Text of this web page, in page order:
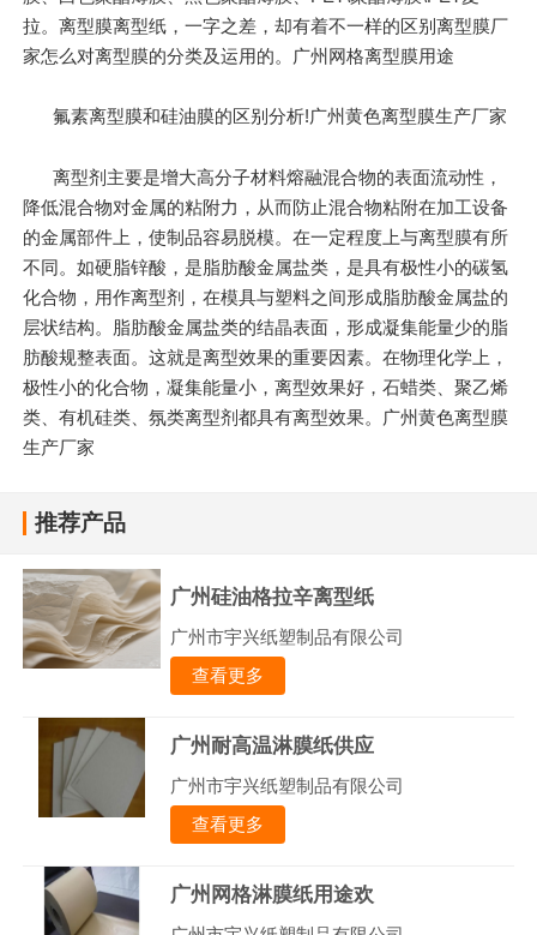
拉。离型膜离型纸，一字之差，却有着不一样的区别离型膜厂
家怎么对离型膜的分类及运用的。广州网格离型膜用途
氟素离型膜和硅油膜的区别分析!广州黄色离型膜生产厂家
离型剂主要是增大高分子材料熔融混合物的表面流动性，
降低混合物对金属的粘附力，从而防止混合物粘附在加工设备
的金属部件上，使制品容易脱模。在一定程度上与离型膜有所
不同。如硬脂锌酸，是脂肪酸金属盐类，是具有极性小的碳氢
化合物，用作离型剂，在模具与塑料之间形成脂肪酸金属盐的
层状结构。脂肪酸金属盐类的结晶表面，形成凝集能量少的脂
肪酸规整表面。这就是离型效果的重要因素。在物理化学上，
极性小的化合物，凝集能量小，离型效果好，石蜡类、聚乙烯
类、有机硅类、氛类离型剂都具有离型效果。广州黄色离型膜
生产厂家
推荐产品
广州硅油格拉辛离型纸
广州市宇兴纸塑制品有限公司
查看更多
广州耐高温淋膜纸供应
广州市宇兴纸塑制品有限公司
查看更多
广州网格淋膜纸用途欢